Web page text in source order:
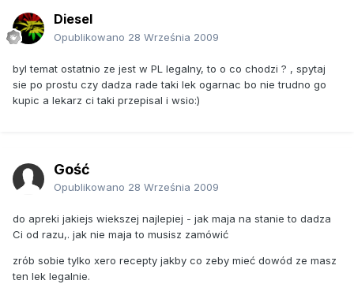
Diesel
Opublikowano 28 Września 2009
byl temat ostatnio ze jest w PL legalny, to o co chodzi ? , spytaj
sie po prostu czy dadza rade taki lek ogarnac bo nie trudno go
kupic a lekarz ci taki przepisal i wsio:)
Gość
Opublikowano 28 Września 2009
do apreki jakiejs wiekszej najlepiej - jak maja na stanie to dadza
Ci od razu,. jak nie maja to musisz zamówić
zrób sobie tylko xero recepty jakby co zeby mieć dowód ze masz
ten lek legalnie.